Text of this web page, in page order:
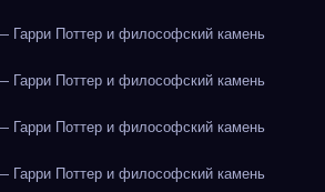
Гарри Поттер и философский камень
Гарри Поттер и философский камень
Гарри Поттер и философский камень
Гарри Поттер и философский камень